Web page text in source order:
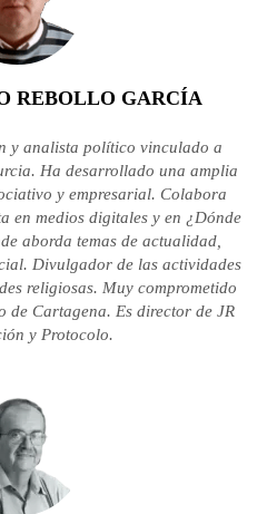
REBOLLO GARCÍA
y analista político vinculado a
Ha desarrollado una amplia
y empresarial. Colabora
en medios digitales y en ¿Dónde
aborda temas de actualidad,
Divulgador de las actividades
religiosas. Muy comprometido
de Cartagena. Es director de JR
y Protocolo.